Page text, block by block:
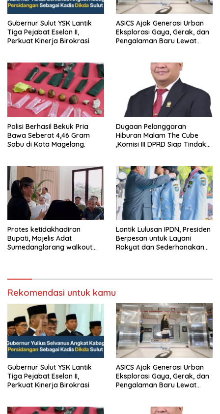
Gubernur Sulut YSK Lantik
Tiga Pejabat Eselon II,
Perkuat Kinerja Birokrasi
ASICS Ajak Generasi Urban
Eksplorasi Gaya, Gerak, dan
Pengalaman Baru Lewat
Polisi Berhasil Bekuk Pria
Bawa Seberat 4,46 Gram
Sabu di Kota Magelang.
Dugaan Pelanggaran
Hiburan Malam The Cube
,Komisi III DPRD Siap Tindak
Protes ketidakhadiran
Bupati, Majelis Adat
Sumedanglarang walkout
Lantik Lulusan IPDN, Presiden
Berpesan untuk Layani
Rakyat dan Sederhanakan
Rekomendasi untuk kamu
Gubernur Sulut YSK Lantik
Tiga Pejabat Eselon II,
Perkuat Kinerja Birokrasi
ASICS Ajak Generasi Urban
Eksplorasi Gaya, Gerak, dan
Pengalaman Baru Lewat